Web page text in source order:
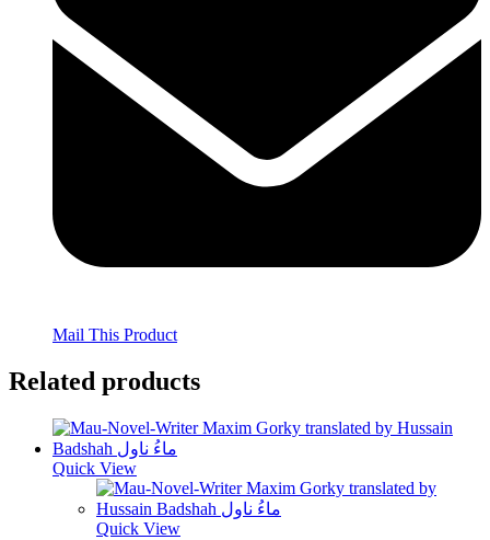
Mail This Product
Related products
Quick View
Quick View